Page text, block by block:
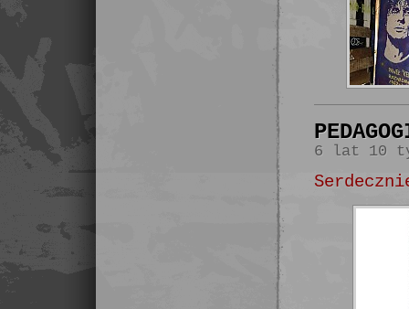
6 lat 10